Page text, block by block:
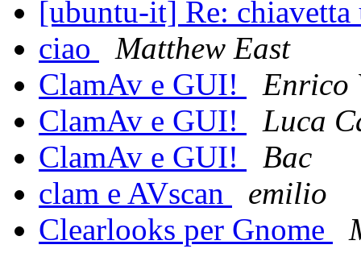
[ubuntu-it] Re:
ciao
Matthew East
ClamAv e GUI!
Enrico
ClamAv e GUI!
Luca
ClamAv e GUI!
Bac
clam e AVscan
emilio
Clearlooks per Gnome